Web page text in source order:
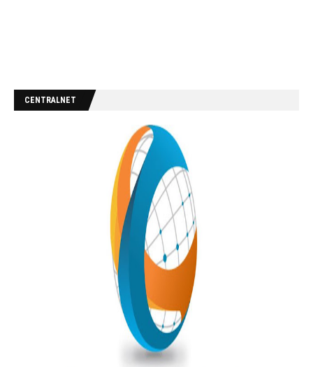
CENTRALNET